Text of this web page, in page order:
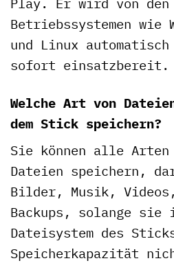
Betriebssystemen wie
und Linux
sofort einsatzbereit.
Welche Art von
dem Stick speichern?
Sie können alle
Dateien speichern,
Bilder, Musik, Videos,
Backups, solange sie
Dateisystem des
Speicherkapazität